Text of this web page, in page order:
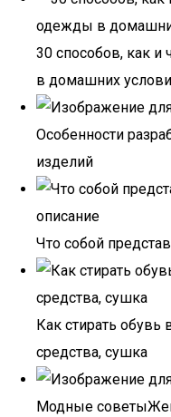
30 способов, как и
в домашних
Особенности
изделий
Что собой
Как стирать
средства, сушка
Модные